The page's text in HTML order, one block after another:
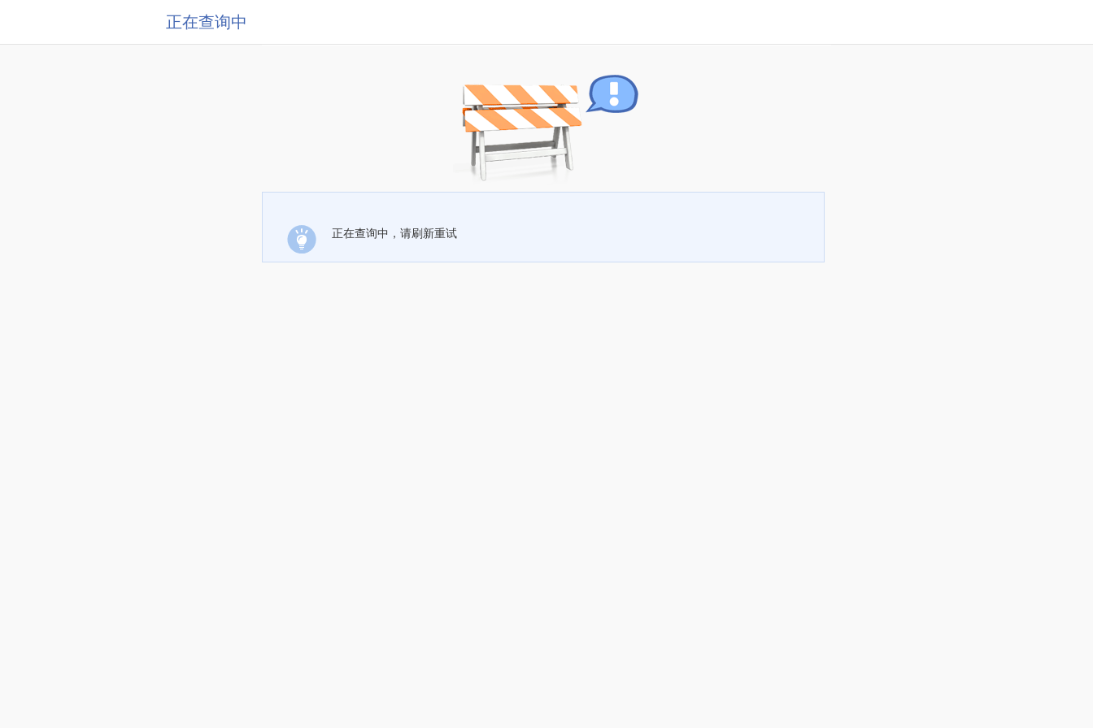
正在查询中
正在查询中，请刷新重试